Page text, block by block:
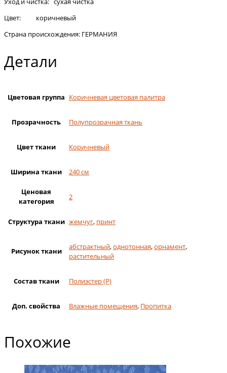
Цвет: коричневый
Страна происхождения: ГЕРМАНИЯ
Детали
Цветовая группа Коричневая цветовая палитра
Прозрачность Полупрозрачная ткань
Цвет ткани Коричневый
Ширина ткани 240 см
Ценовая
категория
2
Структура ткани жемчуг, принт
Рисунок ткани абстрактный,однотонная,орнамент,
растительный
Состав ткани Полиэстер (Р)
Доп. свойства Влажные помещения, Пропитка
Похожие